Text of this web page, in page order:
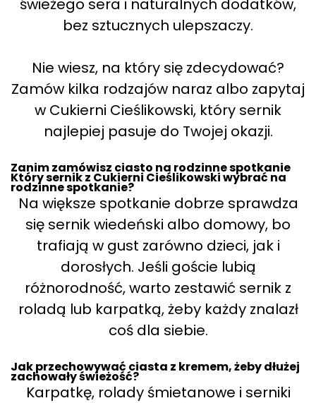
świeżego sera i naturalnych dodatków,
bez sztucznych ulepszaczy.
Nie wiesz, na który się zdecydować?
Zamów kilka rodzajów naraz albo zapytaj
w Cukierni Cieślikowski, który sernik
najlepiej pasuje do Twojej okazji.
Zanim zamówisz ciasto na rodzinne spotkanie
Który sernik z Cukierni Cieślikowski wybrać na
rodzinne spotkanie?
Na większe spotkanie dobrze sprawdza
się sernik wiedeński albo domowy, bo
trafiają w gust zarówno dzieci, jak i
dorosłych. Jeśli goście lubią
różnorodność, warto zestawić sernik z
roladą lub karpatką, żeby każdy znalazł
coś dla siebie.
Jak przechowywać ciasta z kremem, żeby dłużej
zachowały świeżość?
Karpatkę, rolady śmietanowe i serniki